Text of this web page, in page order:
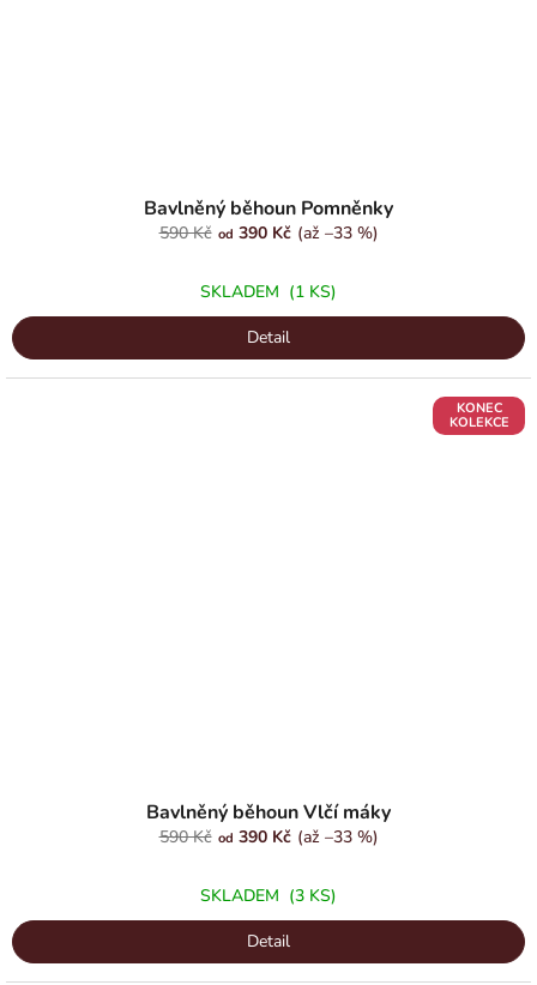
Bavlněný běhoun Pomněnky
590 Kč od 390 Kč (až –33 %)
SKLADEM (1 KS)
Detail
KONEC
KOLEKCE
Bavlněný běhoun Vlčí máky
590 Kč od 390 Kč (až –33 %)
SKLADEM (3 KS)
Detail